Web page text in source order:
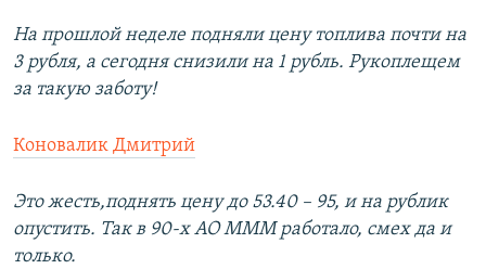
На прошлой неделе подняли цену топлива почти на
3 рубля, а сегодня снизили на 1 рубль. Рукоплещем
за такую заботу!
Коновалик Дмитрий
Это жесть,поднять цену до 53.40 – 95, и на рублик
опустить. Так в 90-х АО МММ работало, смех да и
только.